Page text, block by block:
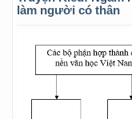
làm người có thân